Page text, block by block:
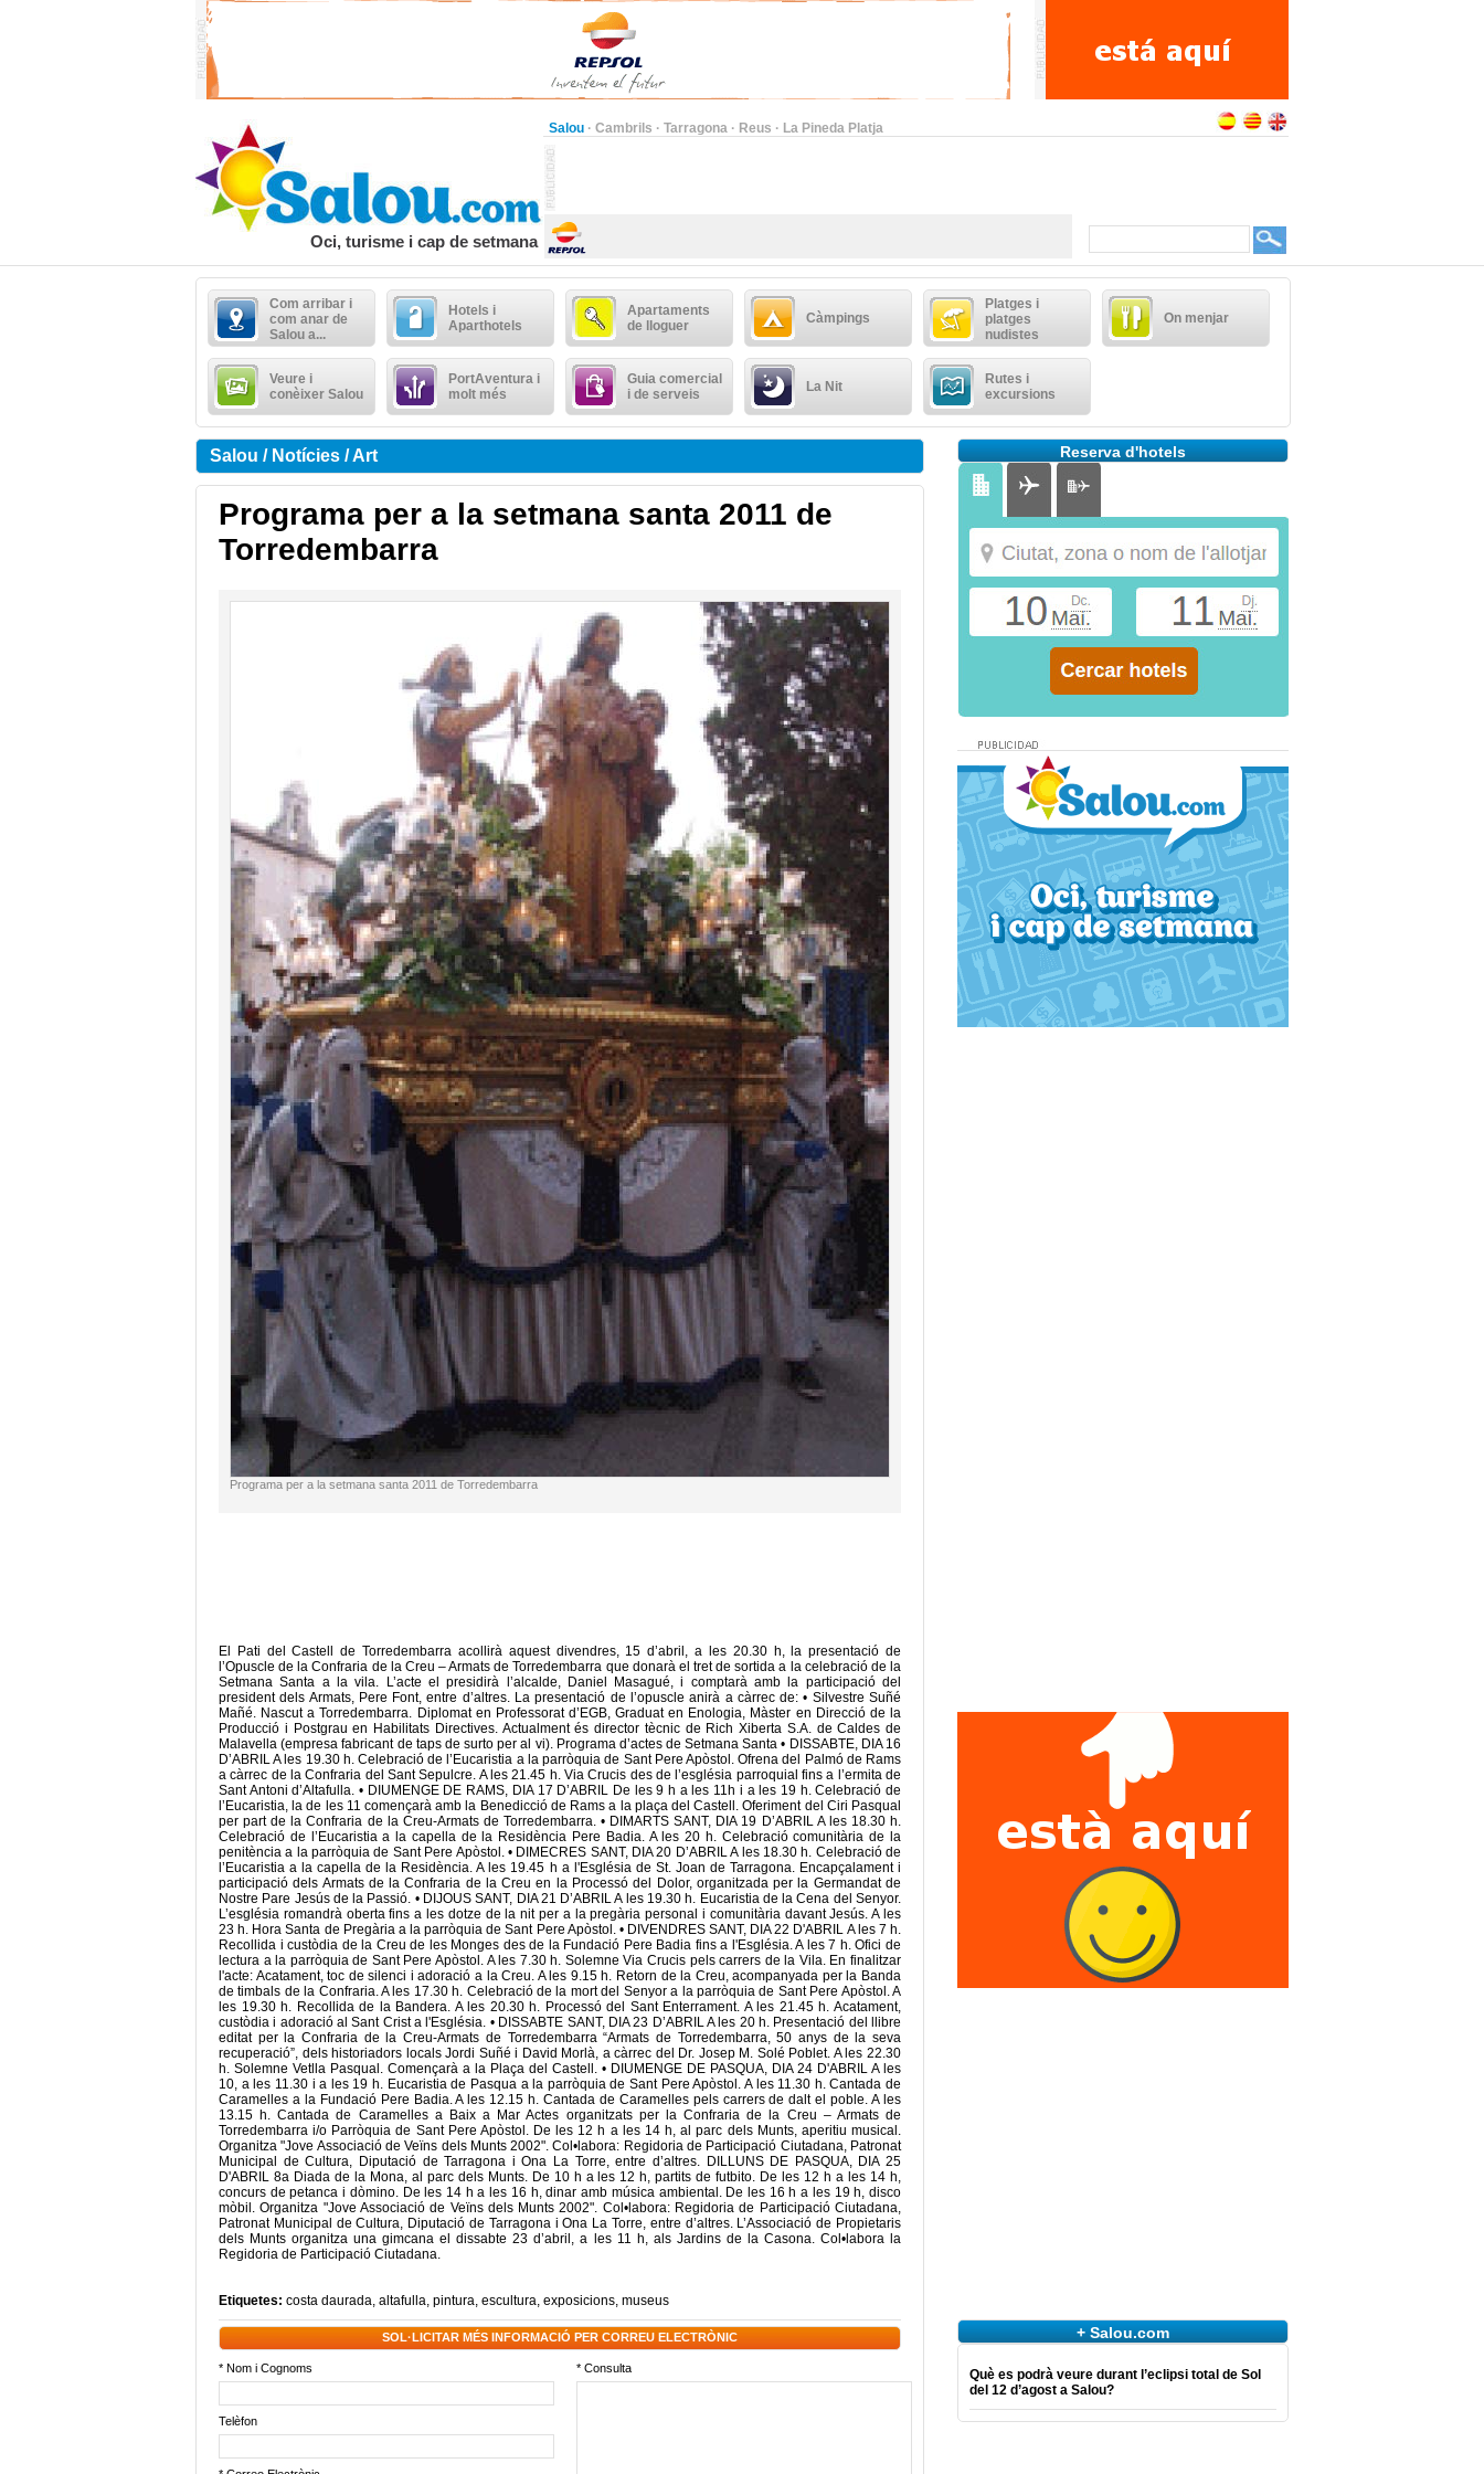
Salou · Cambrils · Tarragona · Reus · La Pineda Platja
Oci, turisme i cap de setmana
Com arribar i
com anar de
Salou a...
Hotels i
Aparthotels
Apartaments
de lloguer
Càmpings
Platges i
platges
nudistes
On menjar
Veure i
conèixer Salou
PortAventura i
molt més
Guia comercial
i de serveis
La Nit
Rutes i
excursions
Salou / Notícies / Art
Programa per a la setmana santa 2011 de
Torredembarra
Programa per a la setmana santa 2011 de Torredembarra
El Pati del Castell de Torredembarra acollirà aquest divendres, 15 d’abril, a les 20.30 h, la presentació de
l’Opuscle de la Confraria de la Creu – Armats de Torredembarra que donarà el tret de sortida a la celebració de la
Setmana Santa a la vila. L’acte el presidirà l’alcalde, Daniel Masagué, i comptarà amb la participació del
president dels Armats, Pere Font, entre d’altres. La presentació de l’opuscle anirà a càrrec de: • Silvestre Suñé
Mañé. Nascut a Torredembarra. Diplomat en Professorat d’EGB, Graduat en Enologia, Màster en Direcció de la
Producció i Postgrau en Habilitats Directives. Actualment és director tècnic de Rich Xiberta S.A. de Caldes de
Malavella (empresa fabricant de taps de surto per al vi). Programa d’actes de Setmana Santa • DISSABTE, DIA 16
D’ABRIL A les 19.30 h. Celebració de l’Eucaristia a la parròquia de Sant Pere Apòstol. Ofrena del Palmó de Rams
a càrrec de la Confraria del Sant Sepulcre. A les 21.45 h. Via Crucis des de l’església parroquial fins a l’ermita de
Sant Antoni d’Altafulla. • DIUMENGE DE RAMS, DIA 17 D’ABRIL De les 9 h a les 11h i a les 19 h. Celebració de
l’Eucaristia, la de les 11 començarà amb la Benedicció de Rams a la plaça del Castell. Oferiment del Ciri Pasqual
per part de la Confraria de la Creu-Armats de Torredembarra. • DIMARTS SANT, DIA 19 D’ABRIL A les 18.30 h.
Celebració de l’Eucaristia a la capella de la Residència Pere Badia. A les 20 h. Celebració comunitària de la
penitència a la parròquia de Sant Pere Apòstol. • DIMECRES SANT, DIA 20 D’ABRIL A les 18.30 h. Celebració de
l’Eucaristia a la capella de la Residència. A les 19.45 h a l'Església de St. Joan de Tarragona. Encapçalament i
participació dels Armats de la Confraria de la Creu en la Processó del Dolor, organitzada per la Germandat de
Nostre Pare Jesús de la Passió. • DIJOUS SANT, DIA 21 D’ABRIL A les 19.30 h. Eucaristia de la Cena del Senyor.
L’església romandrà oberta fins a les dotze de la nit per a la pregària personal i comunitària davant Jesús. A les
23 h. Hora Santa de Pregària a la parròquia de Sant Pere Apòstol. • DIVENDRES SANT, DIA 22 D'ABRIL A les 7 h.
Recollida i custòdia de la Creu de les Monges des de la Fundació Pere Badia fins a l'Església. A les 7 h. Ofici de
lectura a la parròquia de Sant Pere Apòstol. A les 7.30 h. Solemne Via Crucis pels carrers de la Vila. En finalitzar
l'acte: Acatament, toc de silenci i adoració a la Creu. A les 9.15 h. Retorn de la Creu, acompanyada per la Banda
de timbals de la Confraria. A les 17.30 h. Celebració de la mort del Senyor a la parròquia de Sant Pere Apòstol. A
les 19.30 h. Recollida de la Bandera. A les 20.30 h. Processó del Sant Enterrament. A les 21.45 h. Acatament,
custòdia i adoració al Sant Crist a l'Església. • DISSABTE SANT, DIA 23 D’ABRIL A les 20 h. Presentació del llibre
editat per la Confraria de la Creu-Armats de Torredembarra “Armats de Torredembarra, 50 anys de la seva
recuperació”, dels historiadors locals Jordi Suñé i David Morlà, a càrrec del Dr. Josep M. Solé Poblet. A les 22.30
h. Solemne Vetlla Pasqual. Començarà a la Plaça del Castell. • DIUMENGE DE PASQUA, DIA 24 D'ABRIL A les
10, a les 11.30 i a les 19 h. Eucaristia de Pasqua a la parròquia de Sant Pere Apòstol. A les 11.30 h. Cantada de
Caramelles a la Fundació Pere Badia. A les 12.15 h. Cantada de Caramelles pels carrers de dalt el poble. A les
13.15 h. Cantada de Caramelles a Baix a Mar Actes organitzats per la Confraria de la Creu – Armats de
Torredembarra i/o Parròquia de Sant Pere Apòstol. De les 12 h a les 14 h, al parc dels Munts, aperitiu musical.
Organitza "Jove Associació de Veïns dels Munts 2002". Col•labora: Regidoria de Participació Ciutadana, Patronat
Municipal de Cultura, Diputació de Tarragona i Ona La Torre, entre d’altres. DILLUNS DE PASQUA, DIA 25
D'ABRIL 8a Diada de la Mona, al parc dels Munts. De 10 h a les 12 h, partits de futbito. De les 12 h a les 14 h,
concurs de petanca i dòmino. De les 14 h a les 16 h, dinar amb música ambiental. De les 16 h a les 19 h, disco
mòbil. Organitza "Jove Associació de Veïns dels Munts 2002". Col•labora: Regidoria de Participació Ciutadana,
Patronat Municipal de Cultura, Diputació de Tarragona i Ona La Torre, entre d’altres. L’Associació de Propietaris
dels Munts organitza una gimcana el dissabte 23 d’abril, a les 11 h, als Jardins de la Casona. Col•labora la
Regidoria de Participació Ciutadana.
Etiquetes: costa daurada, altafulla, pintura, escultura, exposicions, museus
SOL·LICITAR MÉS INFORMACIÓ PER CORREU ELECTRÒNIC
* Nom i Cognoms * Consulta
Telèfon
Reserva d'hotels
+ Salou.com
Què es podrà veure durant l’eclipsi total de Sol
del 12 d’agost a Salou?